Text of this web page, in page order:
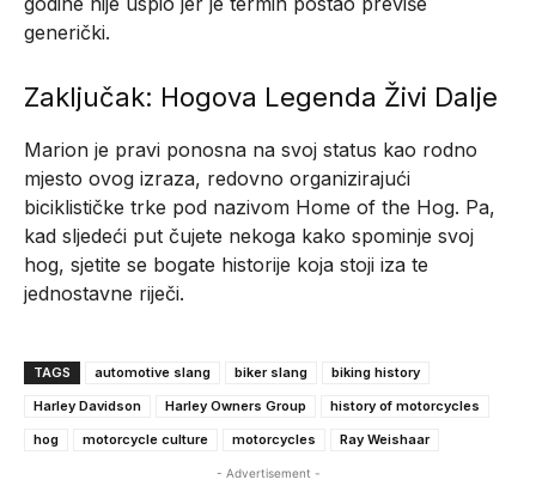
generički.
Zaključak: Hogova Legenda Živi Dalje
Marion je pravi ponosna na svoj status kao rodno
mjesto ovog izraza, redovno organizirajući
biciklističke trke pod nazivom Home of the Hog. Pa,
kad sljedeći put čujete nekoga kako spominje svoj
hog, sjetite se bogate historije koja stoji iza te
jednostavne riječi.
TAGS automotive slang biker slang
biking history
Harley Davidson
Harley Owners Group
history of motorcycles
hog
motorcycle culture motorcycles Ray Weishaar
- Advertisement -